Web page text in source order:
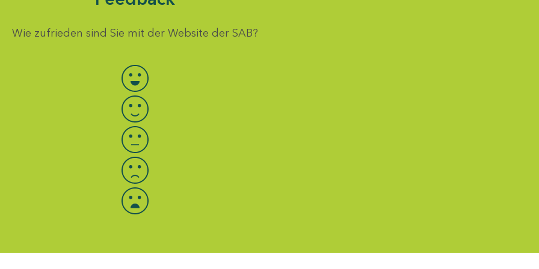
Wie zufrieden sind Sie mit der Website der SAB?
Bewertung auswählen